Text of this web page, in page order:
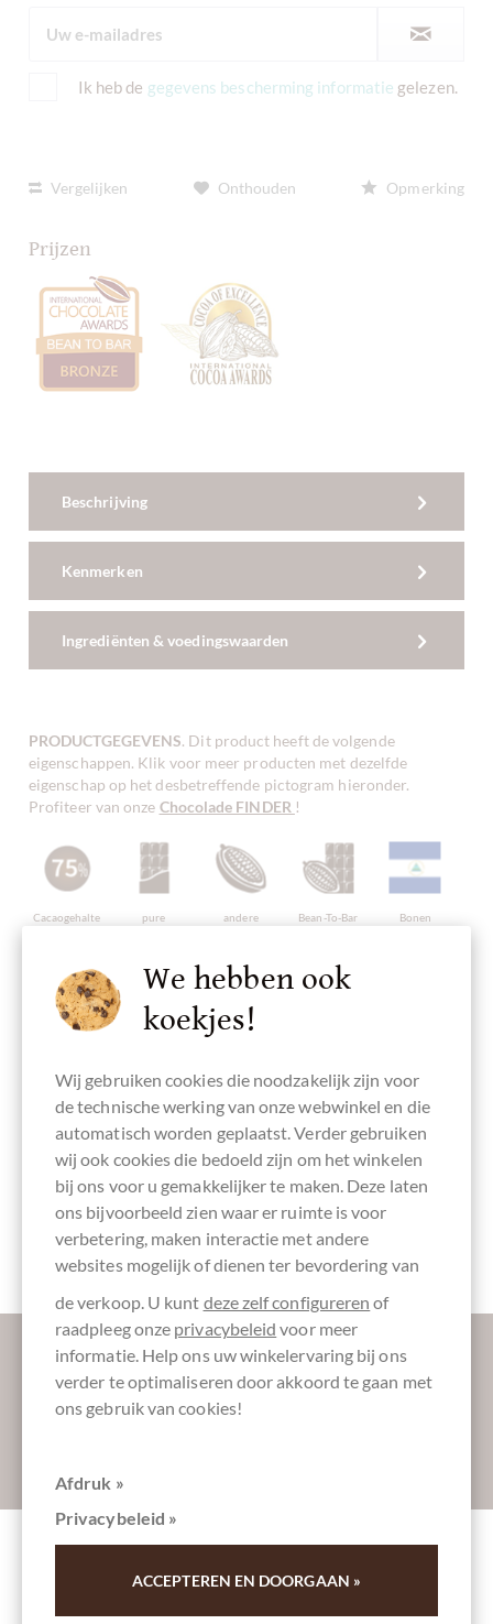
Ik heb de gegevens bescherming informatie gelezen.
Vergelijken Onthouden Opmerking
Prijzen
Beschrijving
Kenmerken
Ingrediënten & voedingswaarden
PRODUCTGEGEVENS. Dit product heeft de volgende
eigenschappen. Klik voor meer producten met dezelfde
eigenschap op het desbetreffende pictogram hieronder.
Profiteer van onze Chocolade FINDER !
Cacaogehalte
pure
andere
Bean-To-Bar
Bonen
Oorsprong
Chocolade uit
Midden-
Amerika
Belgische
chocolade
chocolade
zonder
Chocolade
Eerlijk
verhandeld
Verpakking
Kraftpapier
Chocoladerepen
Laat ons uw inbox verzoeten:
Andere klanten beoordeelden 75% Rugoso
We hebben ook
koekjes!
Wij gebruiken cookies die noodzakelijk zijn voor
de technische werking van onze webwinkel en die
automatisch worden geplaatst. Verder gebruiken
wij ook cookies die bedoeld zijn om het winkelen
bij ons voor u gemakkelijker te maken. Deze laten
ons bijvoorbeeld zien waar er ruimte is voor
verbetering, maken interactie met andere
websites mogelijk of dienen ter bevordering van
de verkoop. U kunt deze zelf configureren of
raadpleeg onze privacybeleid voor meer
informatie. Help ons uw winkelervaring bij ons
verder te optimaliseren door akkoord te gaan met
ons gebruik van cookies!
Afdruk »
Privacybeleid »
ACCEPTEREN EN DOORGAAN »